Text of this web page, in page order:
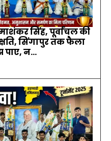
सिंह, पूर्वांचल की
सिंगापुर तक फैला
पाए, न...